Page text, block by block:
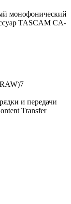
монофонический
TASCAM CA-
и передачи
Transfer